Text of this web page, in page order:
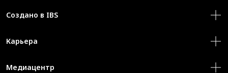
Создано в IBS
Карьера
Медиацентр